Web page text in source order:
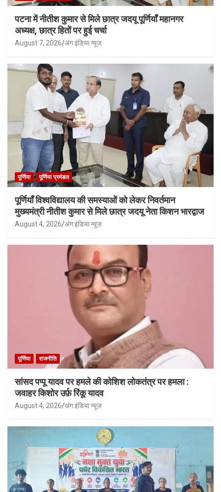
पटना में नीतीश कुमार से मिले छात्र जदयू पूर्णियाँ महानगर
अध्यक्ष, छात्र हितों पर हुई चर्चा
August 7, 2026 अंग इंडिया न्यूज़
पूर्णिया पूर्णिया प्रमंडल
पूर्णियाँ विश्वविद्यालय की समस्याओं को लेकर निवर्तमान
मुख्यमंत्री नीतीश कुमार से मिले छात्र जदयू नेता किशन भारद्वाज
August 4, 2026 अंग इंडिया न्यूज़
पूर्णिया राजनीति
सांसद पप्पू यादव पर हमले की कोशिश लोकतंत्र पर हमला :
जवाहर किशोर उर्फ़ रिंकू यादव
August 4, 2026 अंग इंडिया न्यूज़